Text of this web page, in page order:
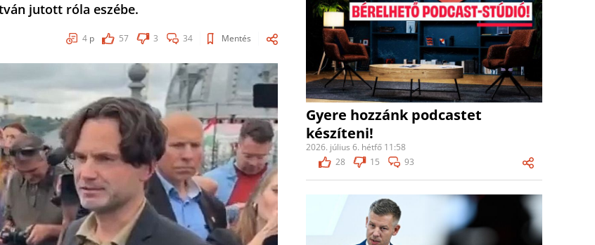
jutott róla eszébe.
4 p 57 3 34 Mentés
Gyere hozzánk podcastet
készíteni!
2026. július 6. hétfő 11:58
28
15 93